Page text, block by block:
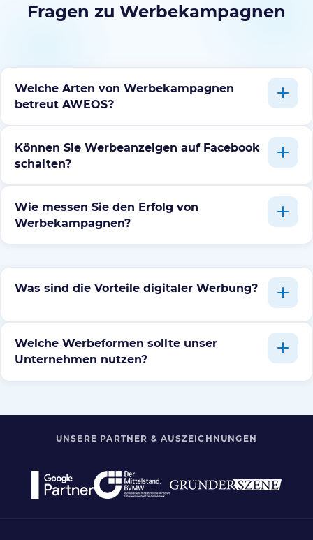
Fragen zu Werbekampagnen
Welche Arten von Werbekampagnen
betreut AWEOS?
Können Sie Werbeanzeigen auf Facebook
schalten?
Wie messen Sie den Erfolg von
Werbekampagnen?
Was sind die Vorteile digitaler Werbung?
Welche Werbeformen sollte unser
Unternehmen nutzen?
UNSERE PARTNER & AUSZEICHNUNGEN